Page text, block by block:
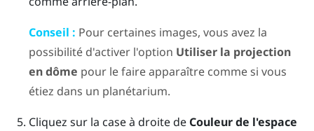
Conseil : Pour certaines images, vous avez la
possibilité d'activer l'option Utiliser la projection
en dôme pour le faire apparaître comme si vous
étiez dans un planétarium.
Cliquez sur la case à droite de Couleur de l'espace